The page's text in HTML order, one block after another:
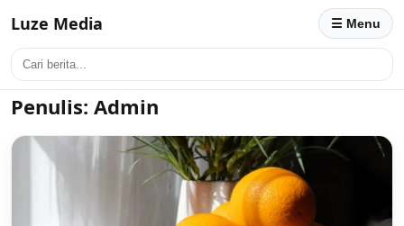
Luze Media ☰ Menu
Penulis: Admin